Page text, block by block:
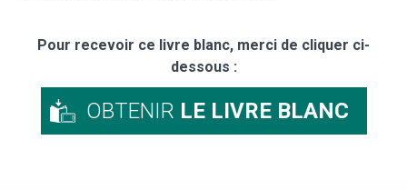
Pour recevoir ce livre blanc, merci de cliquer ci-
dessous :
OBTENIR LE LIVRE BLANC